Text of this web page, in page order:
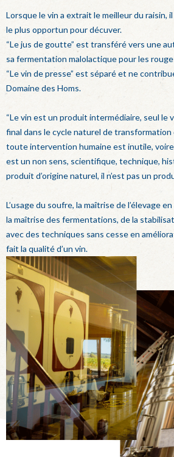
Lorsque le vin a extrait le meilleur du raisin,
le plus opportun pour décuver.
“Le jus de goutte” est transféré vers une
sa fermentation malolactique pour les
“Le vin de presse” est séparé et ne
Domaine des Homs.
“Le vin est un produit intermédiaire, seul le
final dans le cycle naturel de
toute intervention humaine est inutile,
est un non sens, scientifique, technique,
produit d’origine naturel, il n’est pas un
L’usage du soufre, la maîtrise de l’élevage
la maîtrise des fermentations, de la
avec des techniques sans cesse en
fait la qualité d’un vin.